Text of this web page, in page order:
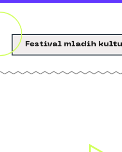
Festival mladih